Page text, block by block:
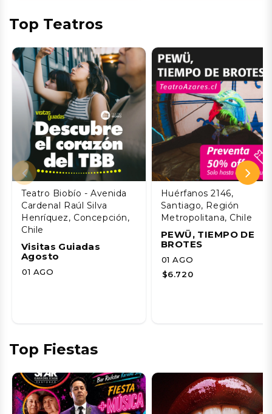
Top Teatros
Teatro Biobío - Avenida
Cardenal Raúl Silva
Henríquez, Concepción,
Chile
Visitas Guiadas
Agosto
01 AGO
Huérfanos 2146,
Santiago, Región
Metropolitana, Chile
PEWÜ, TIEMPO DE
BROTES
01 AGO
$6.720
Top Fiestas